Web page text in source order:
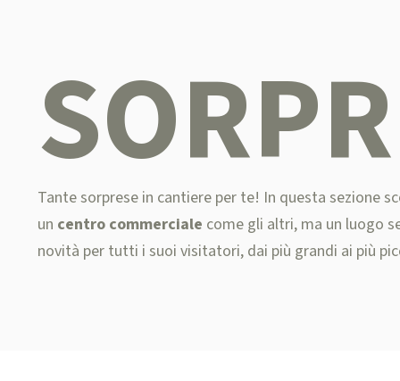
Tante sorprese in cantiere per te! In questa sezione
un centro commerciale come gli altri, ma un luogo
novità per tutti i suoi visitatori, dai più grandi ai più